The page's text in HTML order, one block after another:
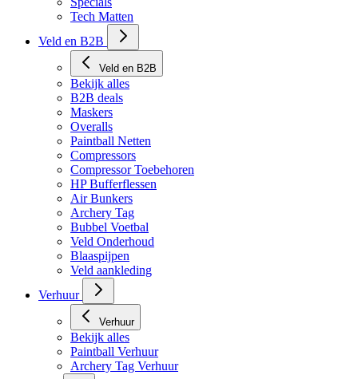
Tech Matten
Veld en B2B
Veld en B2B
Bekijk alles
B2B deals
Maskers
Overalls
Paintball Netten
Compressors
Compressor Toebehoren
HP Bufferflessen
Air Bunkers
Archery Tag
Bubbel Voetbal
Veld Onderhoud
Blaaspijpen
Veld aankleding
Verhuur
Verhuur
Bekijk alles
Paintball Verhuur
Archery Tag Verhuur